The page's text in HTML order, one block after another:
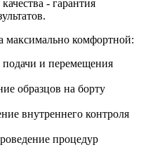
- гарантия
максимально комфортной:
подачи и перемещения
образцов на борту
внутреннего контроля
процедур